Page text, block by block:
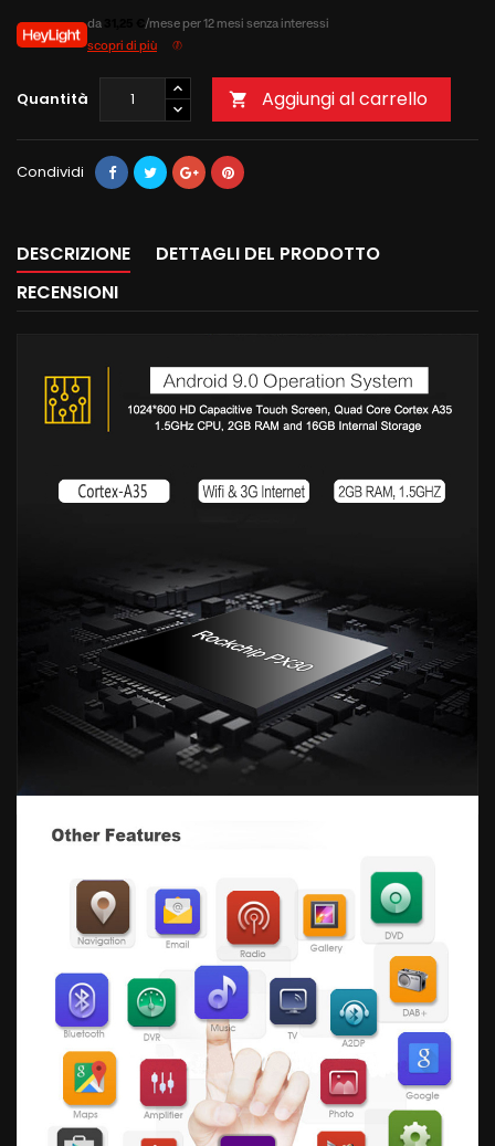
da
/mese per 12 mesi senza interessi
scopri di più
Quantità  Aggiungi al carrello
Condividi
DESCRIZIONE
DETTAGLI DEL PRODOTTO
RECENSIONI